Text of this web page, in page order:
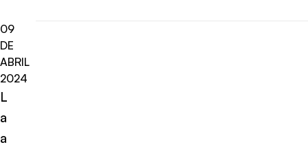
09
DE
ABRIL
2024
L
a
a